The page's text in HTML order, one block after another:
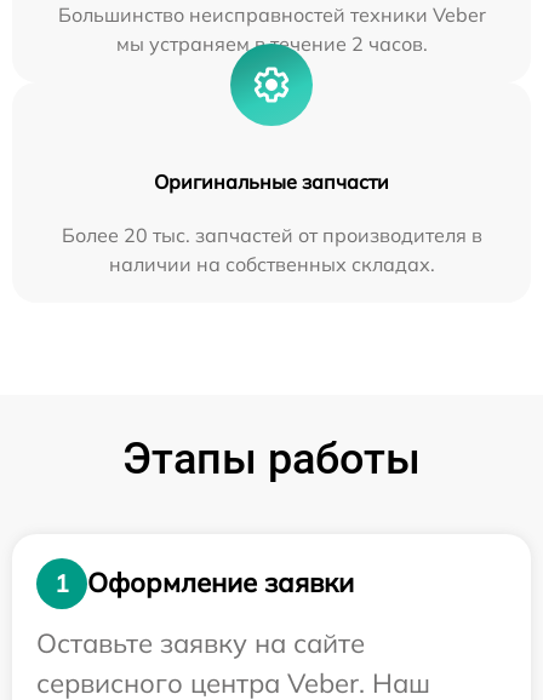
Большинство неисправностей техники Veber
мы устраняем в течение 2 часов.
Оригинальные запчасти
Более 20 тыс. запчастей от производителя в
наличии на собственных складах.
Этапы работы
1
Оформление заявки
Оставьте заявку на сайте
сервисного центра Veber. Наш